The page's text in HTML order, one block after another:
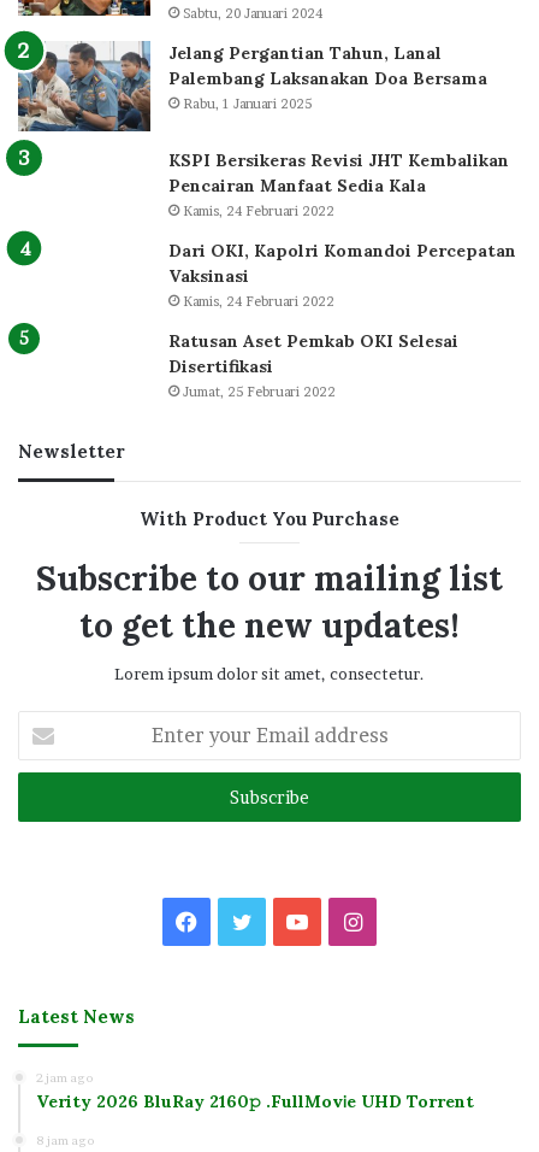
Sabtu, 20 Januari 2024
Jelang Pergantian Tahun, Lanal
Palembang Laksanakan Doa Bersama
Rabu, 1 Januari 2025
KSPI Bersikeras Revisi JHT Kembalikan
Pencairan Manfaat Sedia Kala
Kamis, 24 Februari 2022
Dari OKI, Kapolri Komandoi Percepatan
Vaksinasi
Kamis, 24 Februari 2022
Ratusan Aset Pemkab OKI Selesai
Disertifikasi
Jumat, 25 Februari 2022
Newsletter
With Product You Purchase
Subscribe to our mailing list
to get the new updates!
Lorem ipsum dolor sit amet, consectetur.
your
Email
Facebook
TwitterYouTubeInstagram
Latest News
2 jam ago
Verity 2026 BluRay 2160𝚙 .FullMov𝗂e UHD Torrent
8 jam ago